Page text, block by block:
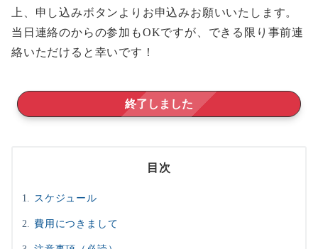
上、申し込みボタンよりお申込みお願いいたします。
当日連絡のからの参加もOKですが、できる限り事前連
絡いただけると幸いです！
終了しました
目次
スケジュール
費用につきまして